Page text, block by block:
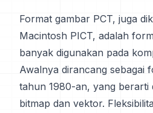
Format gambar PCT, juga
Macintosh PICT, adalah
banyak digunakan pada
Awalnya dirancang sebagai
tahun 1980-an, yang berarti
bitmap dan vektor.